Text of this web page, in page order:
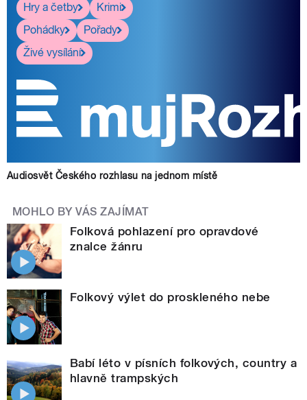
Hry a četby
Krimi
Pohádky
Pořady
Živé vysílání
Audiosvět Českého rozhlasu na jednom místě
MOHLO BY VÁS ZAJÍMAT
Folková pohlazení pro opravdové
znalce žánru
Folkový výlet do proskleného nebe
Babí léto v písních folkových, country a
hlavně trampských